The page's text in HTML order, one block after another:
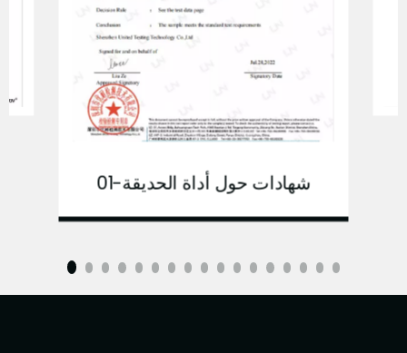
شهادات حول أداة الحديقة-01